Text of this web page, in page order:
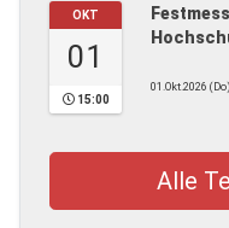
OKT
01
15:00
01.Okt.2026 (Do)
Alle